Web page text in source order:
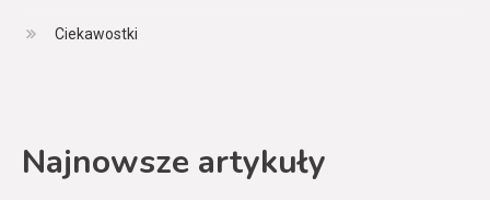
Ciekawostki
Najnowsze artykuły